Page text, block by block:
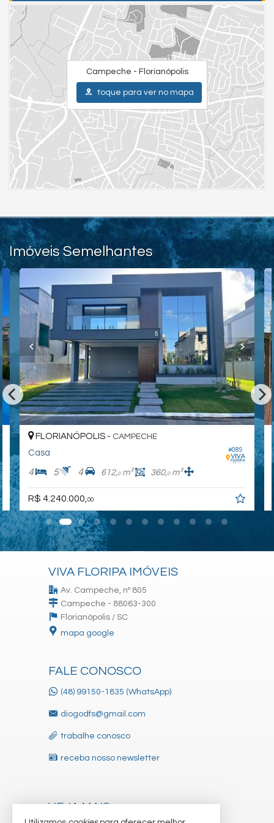
Chave do anúncio: pmEPq2o4k3oH1cG6
Campeche - Florianópolis
toque para ver no mapa
Imóveis Semelhantes
#089
FLORIANÓPOLIS - CAMPECHE
Casa
4 5 4 612,0m² 360,0m²
R$ 4.240.000, 00
VIVA FLORIPA IMÓVEIS
Av. Campeche, nº 805
Campeche - 88063-300
Florianópolis / SC
mapa google
FALE CONOSCO
(48) 99150-1835 (WhatsApp)
diogodfs@gmail.com
trabalhe conosco
receba nosso newsletter
VEJA MAIS